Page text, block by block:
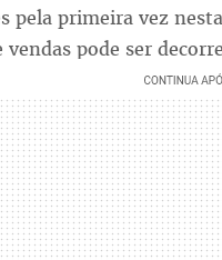
pela primeira vez
pode ser